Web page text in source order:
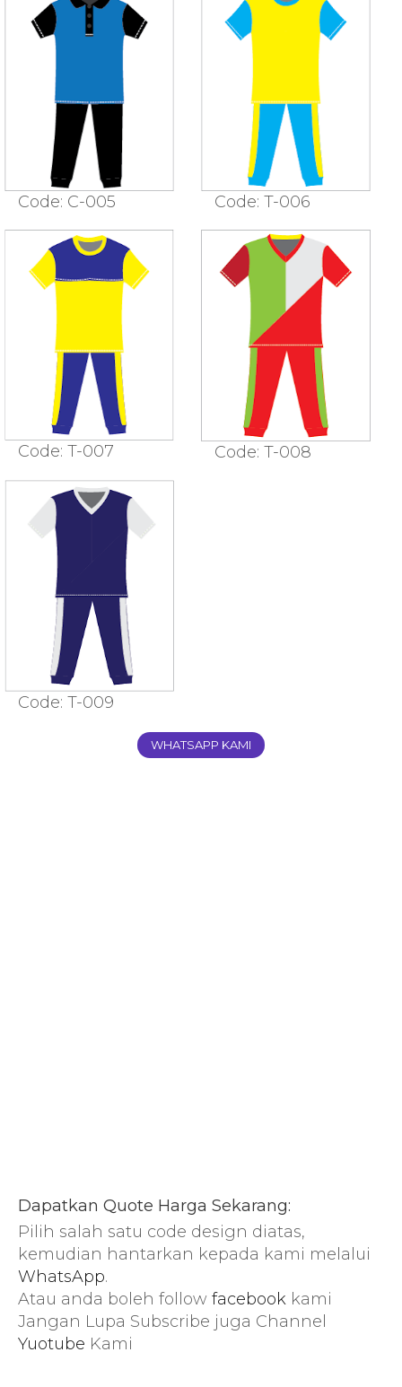
Code: C-005 Code: T-006
Code: T-007 Code: T-008
Code: T-009
WHATSAPP KAMI
Dapatkan Quote Harga Sekarang:
Pilih salah satu code design diatas,
kemudian hantarkan kepada kami melalui
WhatsApp.
Atau anda boleh follow facebook kami
Jangan Lupa Subscribe juga Channel
Yuotube Kami